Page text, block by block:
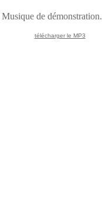
Musique de démonstration.
télécharger le MP3